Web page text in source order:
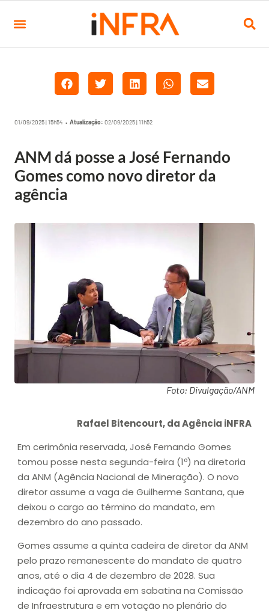
01/09/2025 | 15h54 • Atualização: 02/09/2025 | 11h52
ANM dá posse a José Fernando
Gomes como novo diretor da
agência
Foto: Divulgação/ANM
Rafael Bitencourt, da Agência iNFRA
Em cerimônia reservada, José Fernando Gomes
tomou posse nesta segunda-feira (1º) na diretoria
da ANM (Agência Nacional de Mineração). O novo
diretor assume a vaga de Guilherme Santana, que
deixou o cargo ao término do mandato, em
dezembro do ano passado.
Gomes assume a quinta cadeira de diretor da ANM
pelo prazo remanescente do mandato de quatro
anos, até o dia 4 de dezembro de 2028. Sua
indicação foi aprovada em sabatina na Comissão
de Infraestrutura e em votação no plenário do